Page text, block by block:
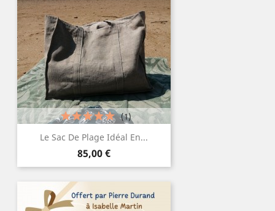
Le Sac De Plage Idéal En...
Prix
85,00 €
(1)